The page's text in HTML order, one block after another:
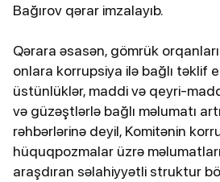
Bağırov qərar imzalayıb.
Qərara əsasən, gömrük
onlara korrupsiya ilə bağlı təklif
üstünlüklər, maddi və qeyri-
və güzəştlərlə bağlı məlumatı
rəhbərlərinə deyil, Komitənin
hüquqpozmalar üzrə
araşdıran səlahiyyətli struktur